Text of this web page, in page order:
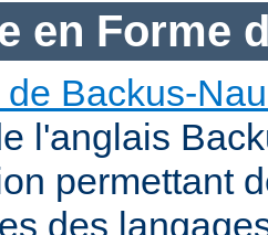
en Forme
de Backus-
l'anglais
permettant
des